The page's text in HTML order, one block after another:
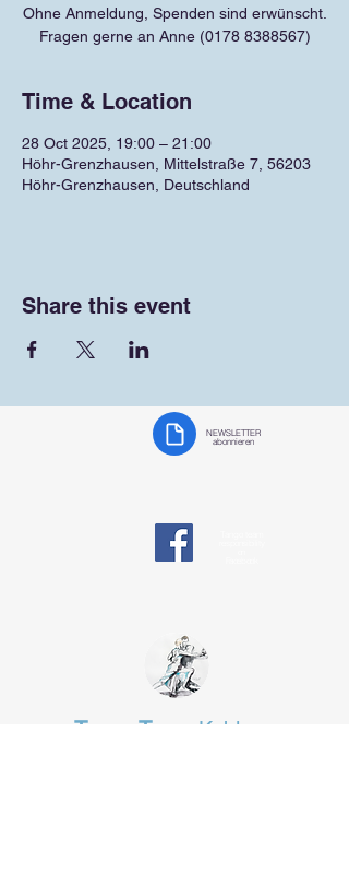
Ohne Anmeldung, Spenden sind erwünscht.
Fragen gerne an Anne (0178 8388567)
Time & Location
28 Oct 2025, 19:00 – 21:00
Höhr-Grenzhausen, Mittelstraße 7, 56203
Höhr-Grenzhausen, Deutschland
Share this event
NEWSLETTER
abonnieren
Tango Team Koblenz